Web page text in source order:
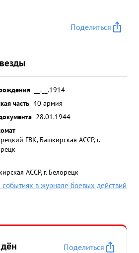
Поделиться
__.__.1914
часть 40 армия
28.01.1944
ГВК, Башкирская АССР, г.
АССР, г. Белорецк
событиях в журнале боевых действий
Поделиться